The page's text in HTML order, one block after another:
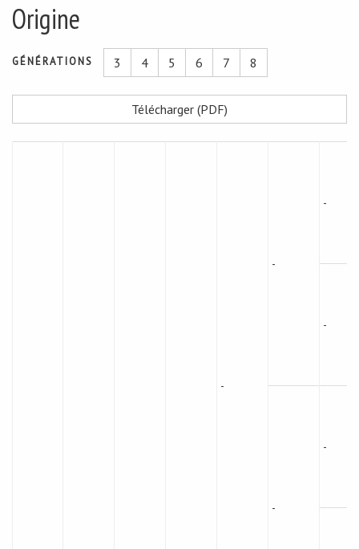
Origine
GÉNÉRATIONS 3 4 5 6 7 8
Télécharger (PDF)
-
-
-
-
-
-